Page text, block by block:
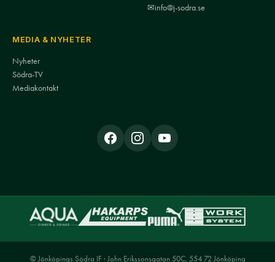
✉info@j-sodra.se
MEDIA & NYHETER
Nyheter
Södra-TV
Mediakontakt
© Jönköpings Södra IF · John Erikssonsgatan 50C, 554 72 Jönköping